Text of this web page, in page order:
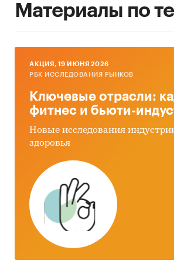
Материалы по
AКЦИЯ, 19 ИЮНЯ 2026
РБК ИССЛЕДОВАНИЯ РЫНКОВ
Ключевые отрасли:
фитнес и бьюти-
Новые исследования
здоровья